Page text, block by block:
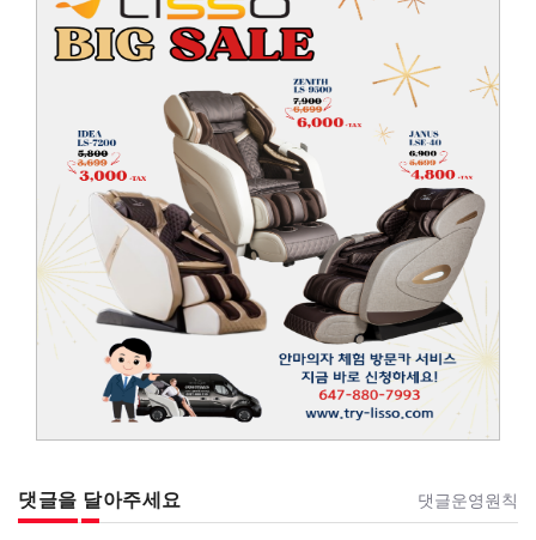
댓글을 달아주세요 댓글운영원칙